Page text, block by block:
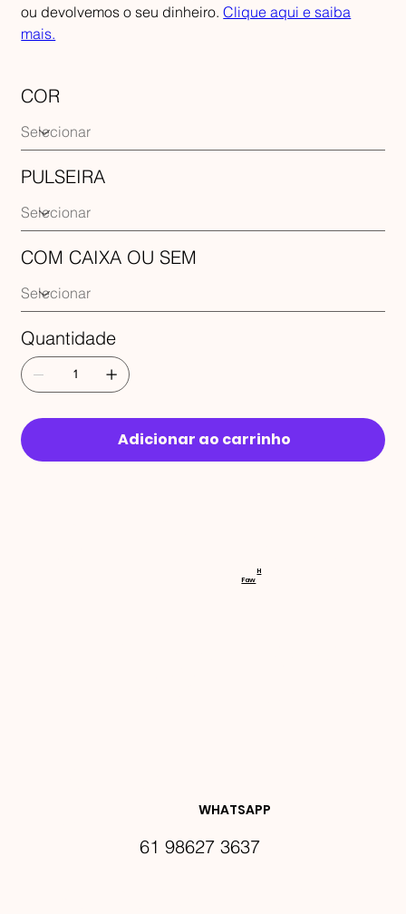
ou devolvemos o seu dinheiro.Clique aqui e saiba
mais.
COR
PULSEIRA
COM CAIXA OU SEM
Quantidade
Adicionar ao carrinho
RECEBA
DES E
WHATSAPP
61 98627 3637
Faw
H